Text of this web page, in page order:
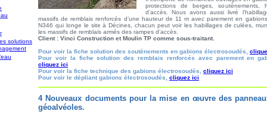
solutions
protections de berges, soutènements,
d’accès. Nous avons aussi livré
massifs de remblais renforcés d’une hauteur de 11 m avec parement en
N346 qui longe le site à Décines, chacun peut voir les habillages de culées,
les massifs de remblais armés des rampes d’accès.
Client : Vinci Construction et Moulin TP comme sous-traitant.
Pour voir la fiche solution des soutènements en gabions électrosoudés,
Pour voir la fiche solution des remblais renforcés avec parement en
cliquez ici
Pour voir la fiche technique des gabions électrosoudés, cliquez ici
Pour voir le dépliant gabions électrosoudés, cliquez ici
4 Nouveaux documents pour la mise en œuvre des
géoalvéoles.